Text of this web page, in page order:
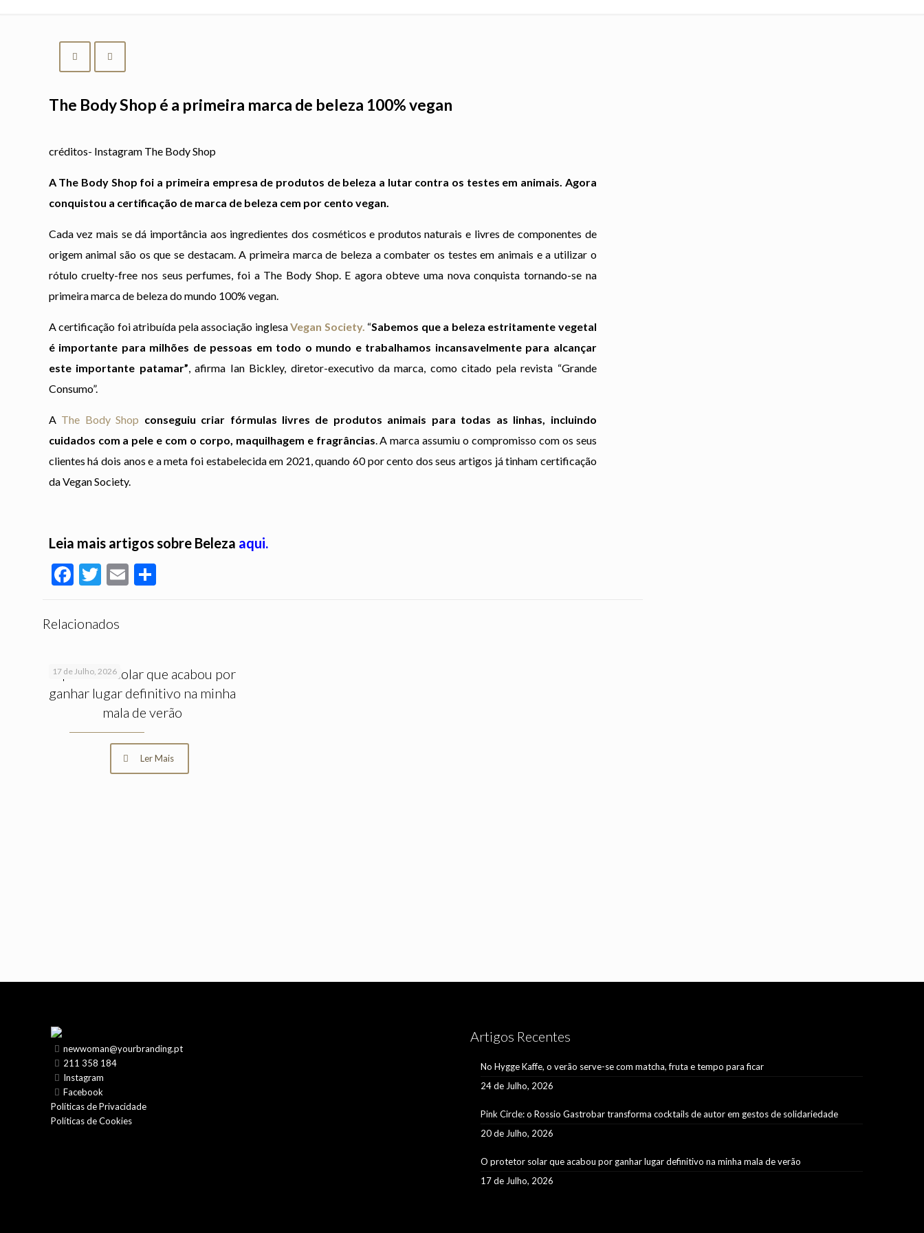
The Body Shop é a primeira marca de beleza 100% vegan
créditos- Instagram The Body Shop
A The Body Shop foi a primeira empresa de produtos de beleza a lutar contra os testes em animais. Agora
conquistou a certificação de marca de beleza cem por cento vegan.
Cada vez mais se dá importância aos ingredientes dos cosméticos e produtos naturais e livres de componentes de
origem animal são os que se destacam. A primeira marca de beleza a combater os testes em animais e a utilizar o
rótulo cruelty-free nos seus perfumes, foi a The Body Shop. E agora obteve uma nova conquista tornando-se na
primeira marca de beleza do mundo 100% vegan.
A certificação foi atribuída pela associação inglesaVegan Society. “Sabemos que a beleza estritamente vegetal
é importante para milhões de pessoas em todo o mundo e trabalhamos incansavelmente para alcançar
este importante patamar”, afirma Ian Bickley, diretor-executivo da marca, como citado pela revista “Grande
Consumo”.
A The Body Shop conseguiu criar fórmulas livres de produtos animais para todas as linhas, incluindo
cuidados com a pele e com o corpo, maquilhagem e fragrâncias. A marca assumiu o compromisso com os seus
clientes há dois anos e a meta foi estabelecida em 2021, quando 60 por cento dos seus artigos já tinham certificação
da Vegan Society.
Leia mais artigos sobre Beleza aqui.
Facebook
Twitter
EmailPartilhar
Relacionados
17 de Julho, 2026
O protetor solar que acabou por
ganhar lugar definitivo na minha
mala de verão
Ler Mais
newwoman@yourbranding.pt
211 358 184
Instagram
Facebook
Políticas de Privacidade
Políticas de Cookies
Artigos Recentes
No Hygge Kaffe, o verão serve-se com matcha, fruta e tempo para ficar
24 de Julho, 2026
Pink Circle: o Rossio Gastrobar transforma cocktails de autor em gestos de solidariedade
20 de Julho, 2026
O protetor solar que acabou por ganhar lugar definitivo na minha mala de verão
17 de Julho, 2026